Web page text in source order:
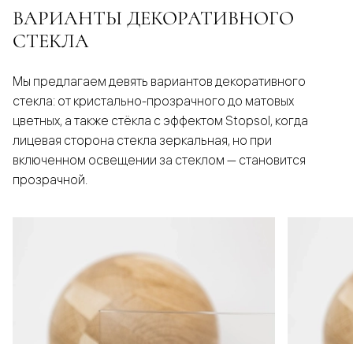
ВАРИАНТЫ ДЕКОРАТИВНОГО
СТЕКЛА
Мы предлагаем девять вариантов декоративного
стекла: от кристально-прозрачного до матовых
цветных, а также стёкла с эффектом Stopsol, когда
лицевая сторона стекла зеркальная, но при
включенном освещении за стеклом — становится
прозрачной.